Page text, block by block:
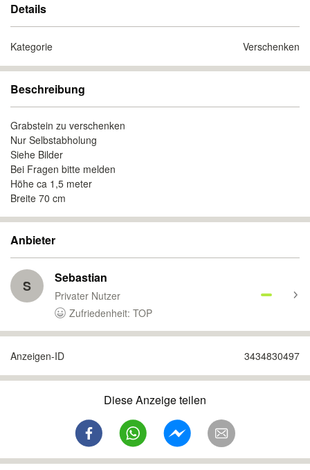
Details
Kategorie Verschenken
Beschreibung
Grabstein zu verschenken
Nur Selbstabholung
Siehe Bilder
Bei Fragen bitte melden
Höhe ca 1,5 meter
Breite 70 cm
Anbieter
S Sebastian
Privater Nutzer
Zufriedenheit: TOP
Anzeigen-ID 3434830497
Diese Anzeige teilen